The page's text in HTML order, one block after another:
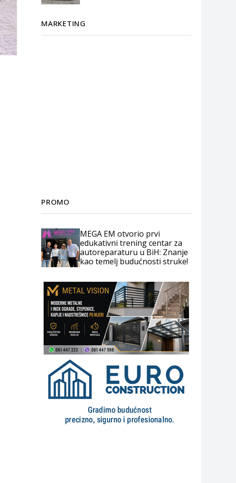
MARKETING
PROMO
MEGA EM otvorio prvi
edukativni trening centar za
autoreparaturu u BiH: Znanje
kao temelj budućnosti struke!